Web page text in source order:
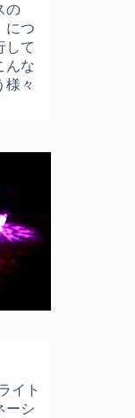
の
につ
して
んな
様々
イト
ーシ